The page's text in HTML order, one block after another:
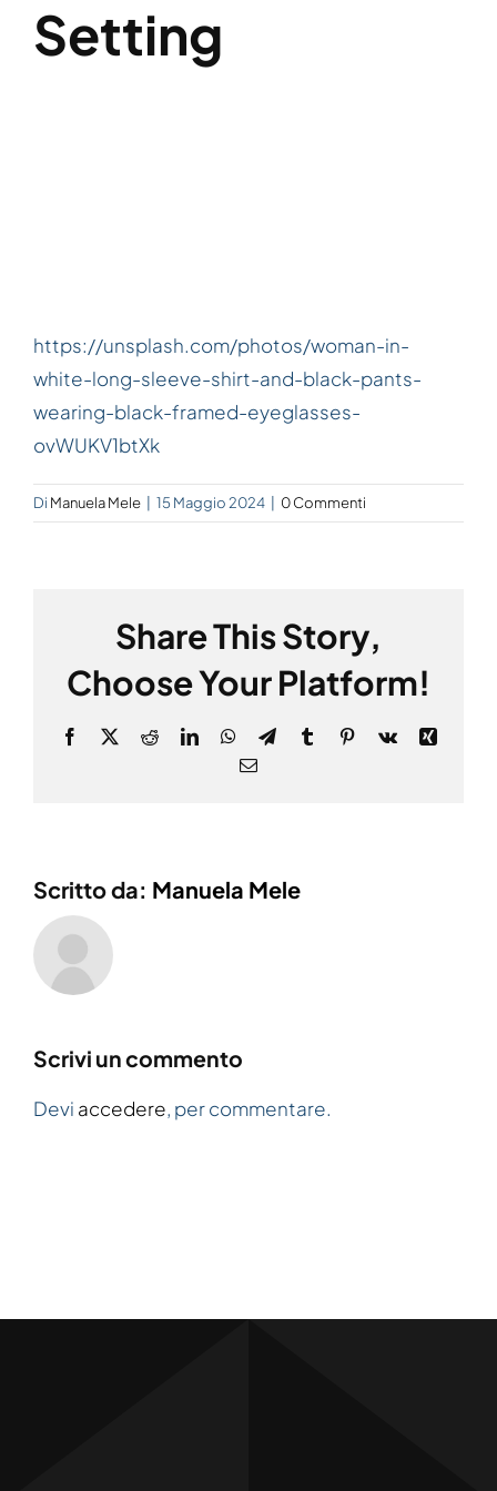
Setting
https://unsplash.com/photos/woman-in-
white-long-sleeve-shirt-and-black-pants-
wearing-black-framed-eyeglasses-
ovWUKV1btXk
Di Manuela Mele 15 Maggio 2024 0 Commenti
Share This Story,
Choose Your Platform!
Facebook
X RedditLinkedInWhatsApp
TelegramTumblrPinterest
Vk
Xing
Email
Scritto da: Manuela Mele
Scrivi un commento
Devi accedere, per commentare.